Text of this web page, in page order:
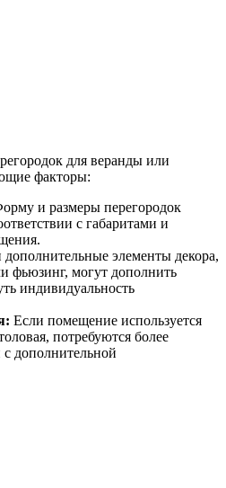
для веранды или
факторы:
и размеры перегородок
с габаритами и
дополнительные элементы декора,
фьюзинг, могут дополнить
индивидуальность
Если помещение используется
потребуются более
дополнительной